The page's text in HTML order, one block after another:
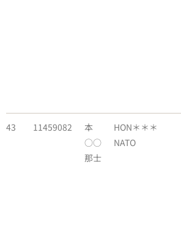
43 11459082
本
○○
那士
HON＊＊＊
NATO